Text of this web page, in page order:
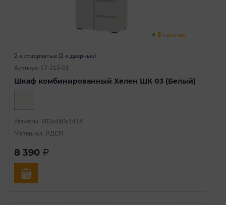
В наличии
2-х створчатые (2-х дверные)
Артикул: 17-215-01
Шкаф комбинированный Хелен ШК 03 (Белый)
Размеры: 802х460х1414
Материал: ЛДСП
8 390 a